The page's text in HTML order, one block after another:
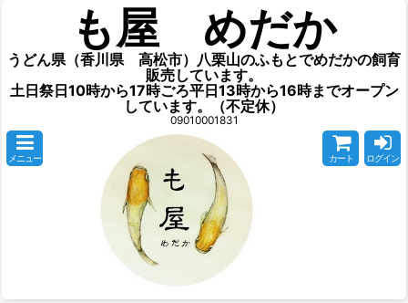
も屋 めだか
うどん県（香川県 高松市）八栗山のふもとでめだかの飼育
販売しています。
土日祭日10時から17時ごろ平日13時から16時までオープン
しています。（不定休）
09010001831
メニュー カート ログイン